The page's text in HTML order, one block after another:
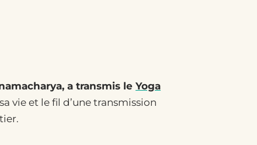
a transmis le Yoga
vie et le fil d’une transmission